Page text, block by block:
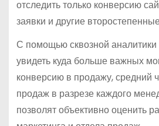
отследить только конверсию
заявки и другие
С помощью сквозной
увидеть куда больше важных
конверсию в продажу, средний
продаж в разрезе каждого
позволят объективно оценить